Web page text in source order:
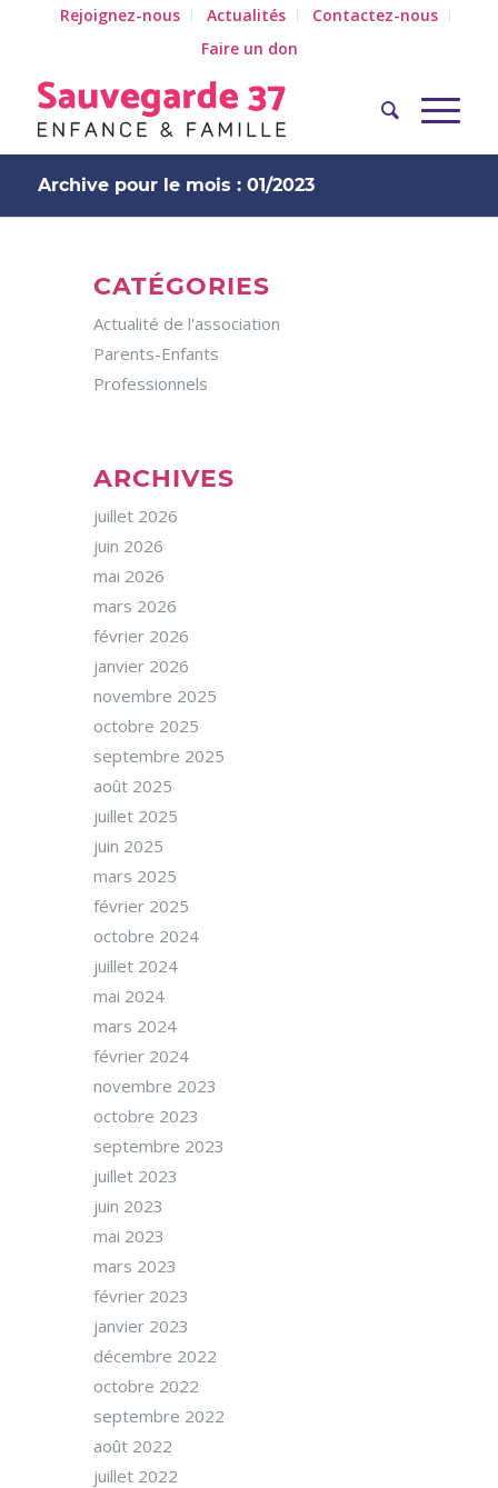
Rejoignez-nous Actualités
Contactez-nous
Faire un don
Archive pour le mois : 01/2023
CATÉGORIES
Actualité de l'association
Parents-Enfants
Professionnels
ARCHIVES
juillet 2026
juin 2026
mai 2026
mars 2026
février 2026
janvier 2026
novembre 2025
octobre 2025
septembre 2025
août 2025
juillet 2025
juin 2025
mars 2025
février 2025
octobre 2024
juillet 2024
mai 2024
mars 2024
février 2024
novembre 2023
octobre 2023
septembre 2023
juillet 2023
juin 2023
mai 2023
mars 2023
février 2023
janvier 2023
décembre 2022
octobre 2022
septembre 2022
août 2022
juillet 2022